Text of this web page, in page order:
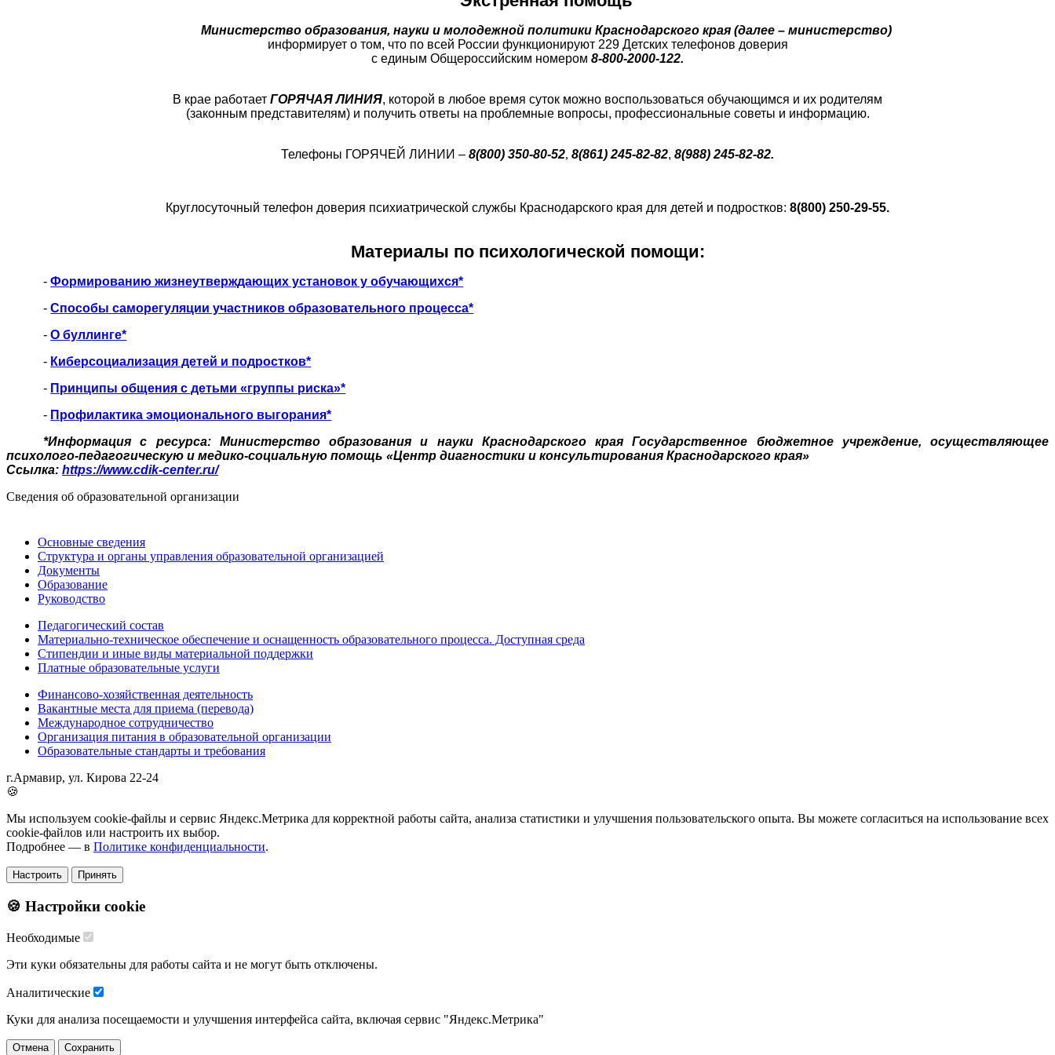
Министерство образования, науки и молодежной политики Краснодарского края (далее – министерство)
информирует о том, что по всей России функционируют 229 Детских телефонов доверия
с единым Общероссийским номером 8-800-2000-122.
В крае работает ГОРЯЧАЯ ЛИНИЯ, которой в любое время суток можно воспользоваться обучающимся и их родителям
(законным представителям) и получить ответы на проблемные вопросы, профессиональные советы и информацию.
Телефоны ГОРЯЧЕЙ ЛИНИИ – 8(800) 350-80-52, 8(861) 245-82-82, 8(988) 245-82-82.
Круглосуточный телефон доверия психиатрической службы Краснодарского края для детей и подростков: 8(800) 250-29-55.
Материалы по психологической помощи:
-Формированию жизнеутверждающих установок у обучающихся*
-Способы саморегуляции участников образовательного процесса*
-О буллинге*
- Киберсоциализация детей и подростков*
- Принципы общения с детьми «группы риска»*
- Профилактика эмоционального выгорания*
*Информация с ресурса: Министерство образования и науки Краснодарского края Государственное бюджетное учреждение, осуществляющее
психолого-педагогическую и медико-социальную помощь «Центр диагностики и консультирования Краснодарского края»
Ссылка: https://www.cdik-center.ru/
Сведения об образовательной организации
Основные сведения
Структура и органы управления образовательной организацией
Документы
Образование
Руководство
Педагогический состав
Материально-техническое обеспечение и оснащенность образовательного процесса. Доступная среда
Стипендии и иные виды материальной поддержки
Платные образовательные услуги
Финансово-хозяйственная деятельность
Вакантные места для приема (перевода)
Международное сотрудничество
Организация питания в образовательной организации
Образовательные стандарты и требования
г.Армавир, ул. Кирова 22-24
🍪
Мы используем cookie-файлы и сервис Яндекс.Метрика для корректной работы сайта, анализа статистики и улучшения пользовательского опыта. Вы можете согласиться на использование всех
cookie-файлов или настроить их выбор.
Подробнее — в Политике конфиденциальности.
Настроить Принять
🍪 Настройки cookie
Необходимые
Эти куки обязательны для работы сайта и не могут быть отключены.
Аналитические
Куки для анализа посещаемости и улучшения интерфейса сайта, включая сервис "Яндекс.Метрика"
Отмена Сохранить